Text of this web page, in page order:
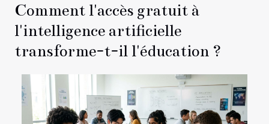
Comment l'accès gratuit à
l'intelligence artificielle
transforme-t-il l'éducation ?